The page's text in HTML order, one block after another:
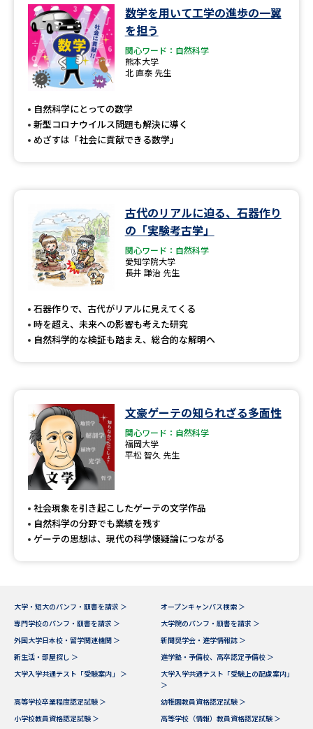
オープンキャンパス検索 実施プログラムから探す
来場型・Web型イベント特集 夢ナビライブ
受験準備
先輩が入学を決めた理由 テレメール全国一斉進学調査
新生活お役立ちガイド
学問発見
学問のミニ講義「夢ナビ講義」 学問分野解説
学問の教科書 夢ナビライブ
Ｑ＆Ａ よくあるご質問 大学進学IDについて
テレメール
お支払いサイト
個人情報取扱規定
テレメール進学カタログ
訂正のご案内
数学を用いて工学の進歩の一翼
を担う
関心ワード：自然科学
熊本大学
北 直泰 先生
自然科学にとっての数学
新型コロナウイルス問題も解決に導く
めざすは「社会に貢献できる数学」
古代のリアルに迫る、石器作り
の「実験考古学」
関心ワード：自然科学
愛知学院大学
長井 謙治 先生
石器作りで、古代がリアルに見えてくる
時を超え、未来への影響も考えた研究
自然科学的な検証も踏まえ、総合的な解明へ
文豪ゲーテの知られざる多面性
関心ワード：自然科学
福岡大学
平松 智久 先生
社会現象を引き起こしたゲーテの文学作品
自然科学の分野でも業績を残す
ゲーテの思想は、現代の科学懐疑論につながる
大学・短大のパンフ・願書を請求 ＞
オープンキャンパス検索 ＞
専門学校のパンフ・願書を請求 ＞
大学院のパンフ・願書を請求 ＞
外国大学日本校・留学関連機関 ＞
新聞奨学会・進学情報誌 ＞
新生活・部屋探し ＞
進学塾・予備校、高卒認定予備校 ＞
大学入学共通テスト「受験案内」 ＞
大学入学共通テスト「受験上の配慮案内」
＞
高等学校卒業程度認定試験 ＞
幼稚園教員資格認定試験 ＞
小学校教員資格認定試験 ＞
高等学校（情報）教員資格認定試験 ＞